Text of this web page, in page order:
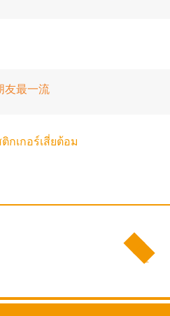
友最一流
กเกอร์เสี่ยต้อม